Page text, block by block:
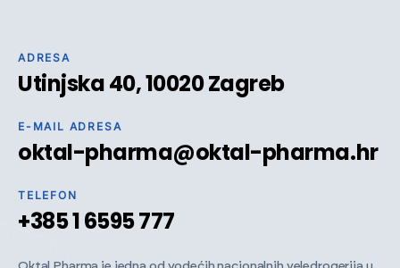
ADRESA
Utinjska 40, 10020 Zagreb
E-MAIL ADRESA
oktal-pharma@oktal-pharma.hr
TELEFON
+385 1 6595 777